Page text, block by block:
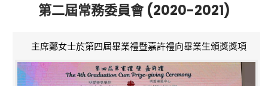
第二屆常務委員會 (2020-2021)
主席鄭女士於第四屆畢業禮暨嘉許禮向畢業生頒獎獎項